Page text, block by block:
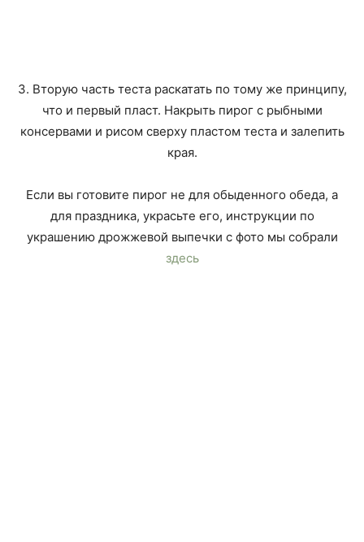
3. Вторую часть теста раскатать по тому же принципу,
что и первый пласт. Накрыть пирог с рыбными
консервами и рисом сверху пластом теста и залепить
края.
Если вы готовите пирог не для обыденного обеда, а
для праздника, украсьте его, инструкции по
украшению дрожжевой выпечки с фото мы собрали
здесь